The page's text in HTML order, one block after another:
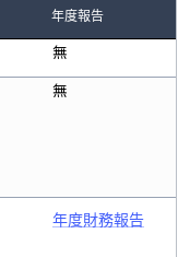
年度報告
無
無
年度財務報告